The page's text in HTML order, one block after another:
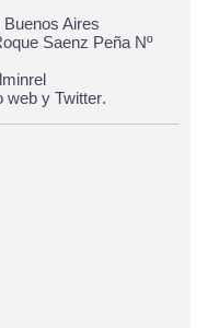
Aires
Saenz Peña Nº
web yTwitter.